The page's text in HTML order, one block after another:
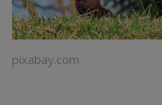
pixabay.com